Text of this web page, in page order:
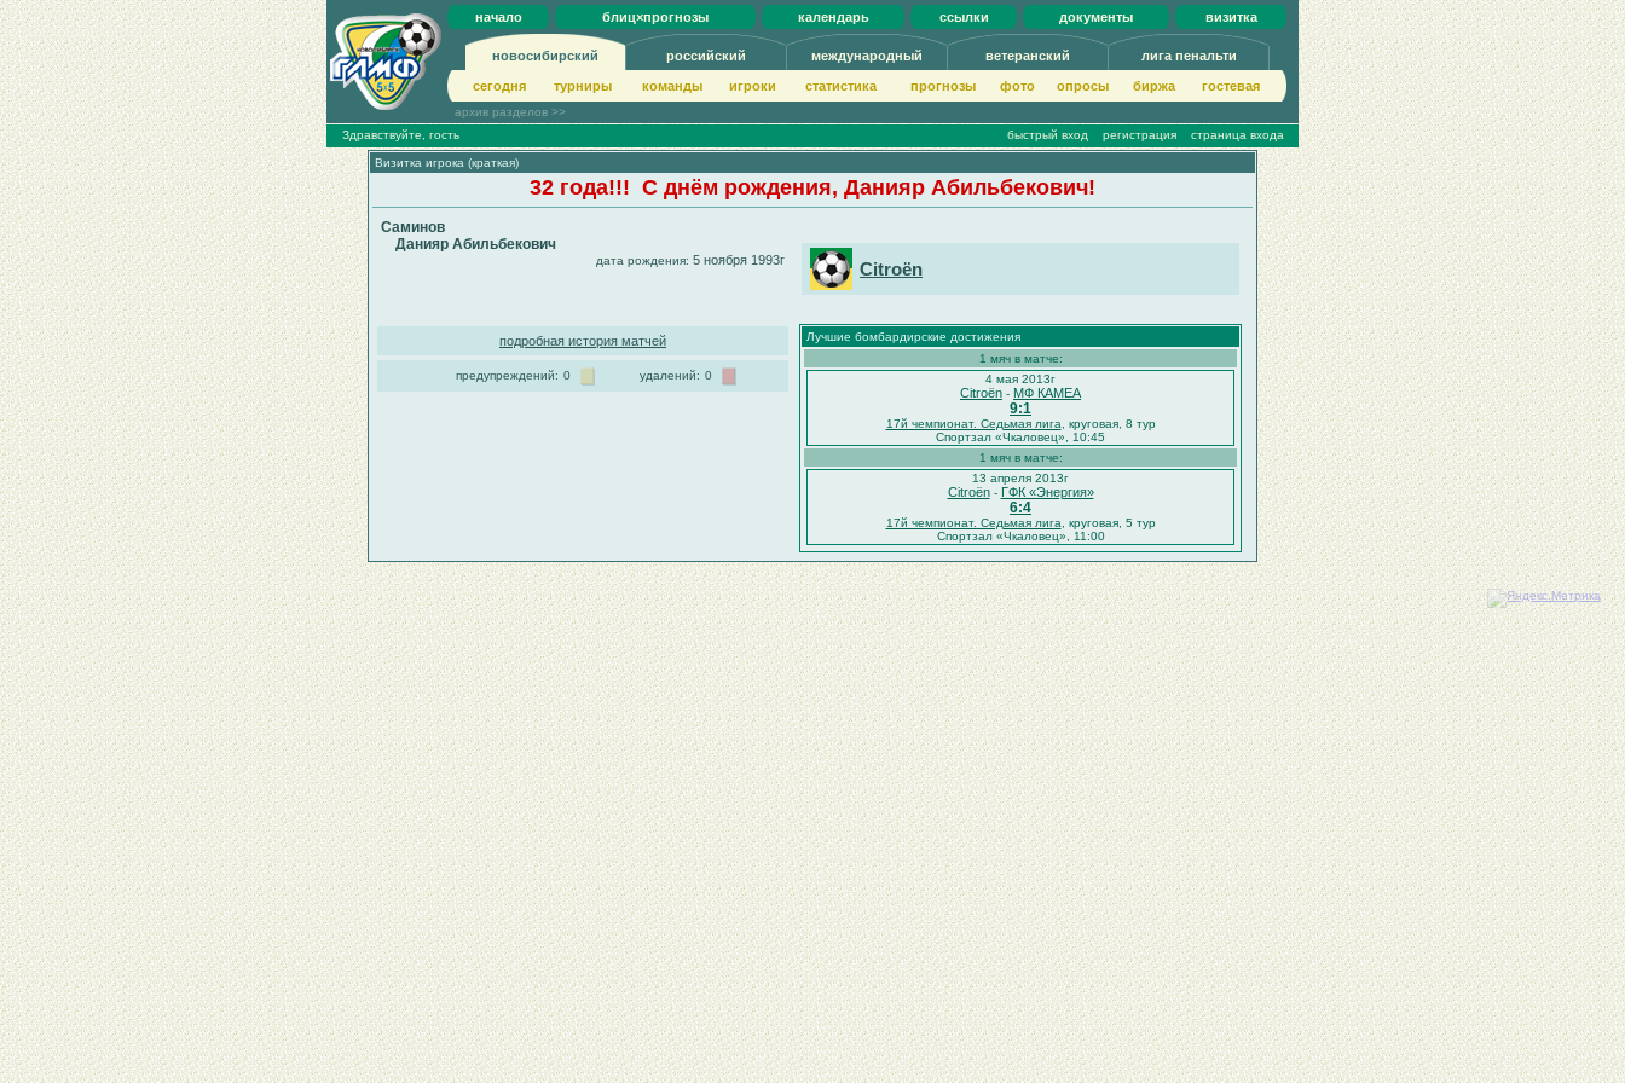
начало блиц×прогнозы календарь ссылки документы визитка
новосибирский российский международный ветеранский лига пенальти
сегодня турниры команды игроки статистика прогнозы фото опросы биржа гoстeвая
архив разделов >>
Здравствуйте, гость
быстрый вход регистрация страница входа
Визитка игрока (краткая)
32 года!!! С днём рождения, Данияр Абильбекович!
Саминов
Данияр Абильбекович
дата рождения: 5 ноября 1993г
подробная история матчей
предупреждений: 0 удалений: 0
Citroёn
Лучшие бомбардирские достижения
1 мяч в матче:
4 мая 2013г
Citroёn - МФ КАМЕА
9:1
17й чемпионат. Седьмая лига , круговая, 8 тур
Спортзал «Чкаловец», 10:45
1 мяч в матче:
13 апреля 2013г
Citroёn- ГФК «Энергия»
6:4
17й чемпионат. Седьмая лига , круговая, 5 тур
Спортзал «Чкаловец», 11:00